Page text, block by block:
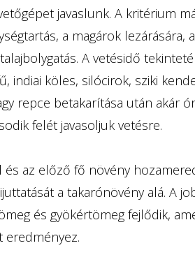
javaslunk. A kritérium
a magárok
A vetésidő
indiai köles, silócirok, sziki
repce betakarítása után akár
felét javasoljuk vetésre.
és az előző fő növény
a takarónövény alá. A
és gyökértömeg fejlődik,
eredményez.